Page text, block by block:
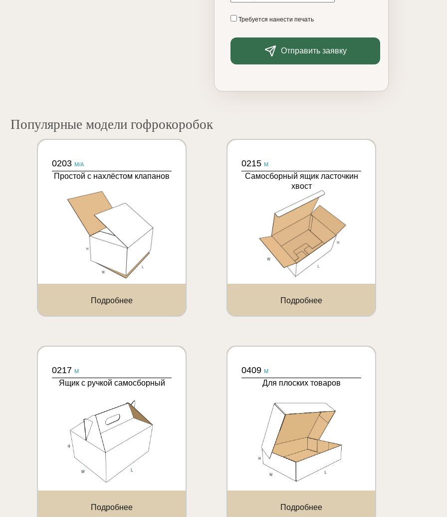
Требуется нанести печать
Отправить заявку
Популярные модели гофрокоробок
0203 M/A
Простой с нахлёстом клапанов
Подробнее
0215 M
Самосборный ящик ласточкин
хвост
Подробнее
0217 M
Ящик с ручкой самосборный
Подробнее
0409 M
Для плоских товаров
Подробнее